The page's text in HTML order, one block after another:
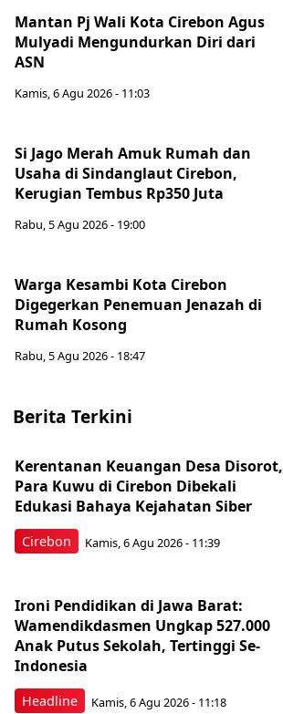
Mantan Pj Wali Kota Cirebon Agus
Mulyadi Mengundurkan Diri dari
ASN
Kamis, 6 Agu 2026 - 11:03
Si Jago Merah Amuk Rumah dan
Usaha di Sindanglaut Cirebon,
Kerugian Tembus Rp350 Juta
Rabu, 5 Agu 2026 - 19:00
Warga Kesambi Kota Cirebon
Digegerkan Penemuan Jenazah di
Rumah Kosong
Rabu, 5 Agu 2026 - 18:47
Berita Terkini
Cirebon
Kerentanan Keuangan Desa Disorot,
Para Kuwu di Cirebon Dibekali
Edukasi Bahaya Kejahatan Siber
Kamis, 6 Agu 2026 - 11:39
Headline
Ironi Pendidikan di Jawa Barat:
Wamendikdasmen Ungkap 527.000
Anak Putus Sekolah, Tertinggi Se-
Indonesia
Kamis, 6 Agu 2026 - 11:18